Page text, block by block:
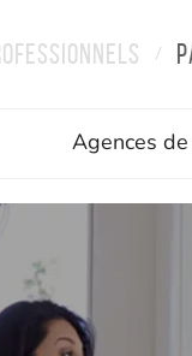
/
Agences